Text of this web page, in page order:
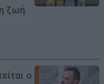
ζωή
ο